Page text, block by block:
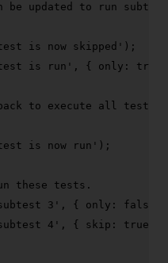
be updated to run
is now skipped' );
is run' , { only : true
to execute all tests.
is now run' );
these tests.
3' , { only : false
4' , { skip : true